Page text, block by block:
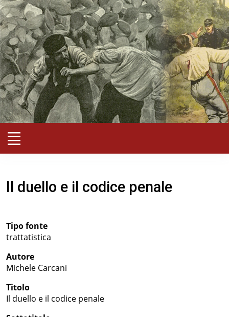
Il duello e il codice penale
Tipo fonte
trattatistica
Autore
Michele Carcani
Titolo
Il duello e il codice penale